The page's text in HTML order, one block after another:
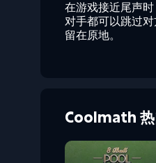
在游戏接近尾声
对手都可以跳过
留在原地。
Coolmath